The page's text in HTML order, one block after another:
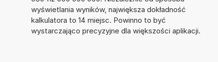
wyświetlania wyników, największa dokładność
kalkulatora to 14 miejsc. Powinno to być
wystarczająco precyzyjne dla większości aplikacji.